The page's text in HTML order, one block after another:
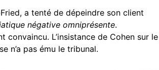
a tenté de dépeindre son client
négative omniprésente.
convaincu. L’insistance de Cohen sur le
n’a pas ému le tribunal.